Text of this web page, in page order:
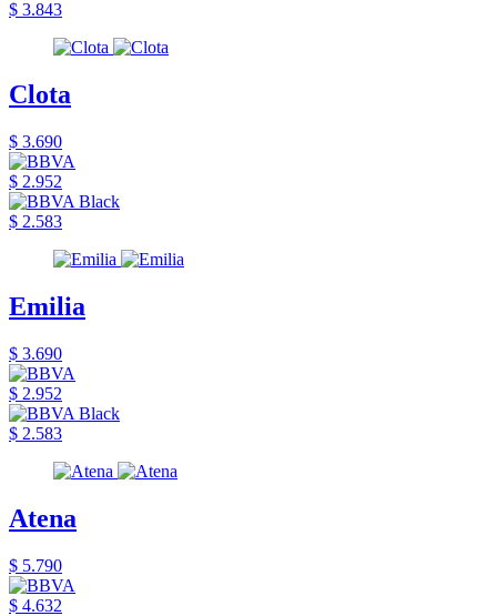
$ 3.843
Clota
$ 3.690
$ 2.952
$ 2.583
Emilia
$ 3.690
$ 2.952
$ 2.583
Atena
$ 5.790
$ 4.632